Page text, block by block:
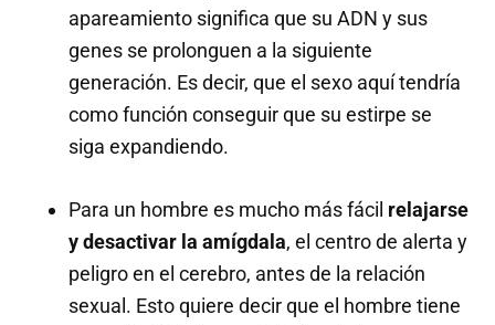
apareamiento significa que su ADN y sus
genes se prolonguen a la siguiente
generación. Es decir, que el sexo aquí tendría
como función conseguir que su estirpe se
siga expandiendo.
Para un hombre es mucho más fácil relajarse
y desactivar la amígdala, el centro de alerta y
peligro en el cerebro, antes de la relación
sexual. Esto quiere decir que el hombre tiene